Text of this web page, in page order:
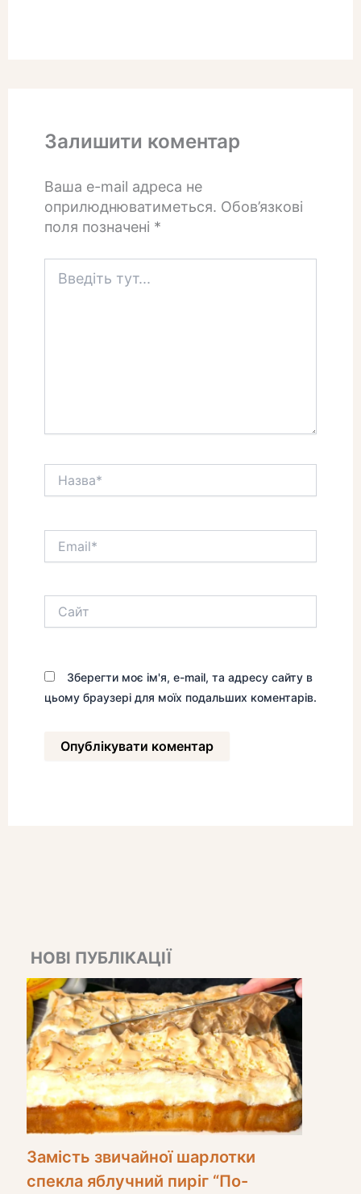
Залишити коментар
Ваша e-mail адреса не
оприлюднюватиметься. Обов’язкові
поля позначені *
тут...
Зберегти моє ім'я, e-mail, та адресу сайту в
цьому браузері для моїх подальших коментарів.
НОВІ ПУБЛІКАЦІЇ
Замість звичайної шарлотки
спекла яблучний пиріг “По-